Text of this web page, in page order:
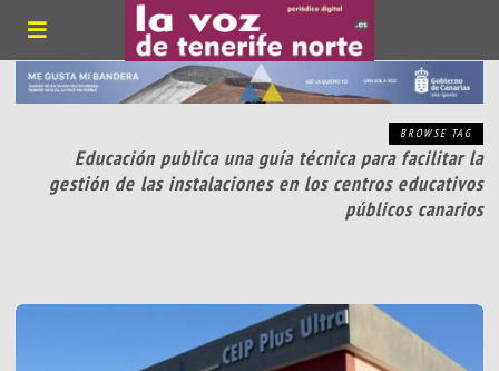
BROWSE TAG
Educación publica una guía técnica para facilitar la
gestión de las instalaciones en los centros educativos
públicos canarios